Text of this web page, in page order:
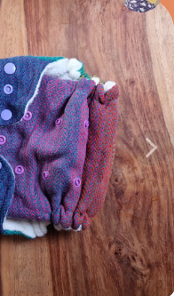
me here...